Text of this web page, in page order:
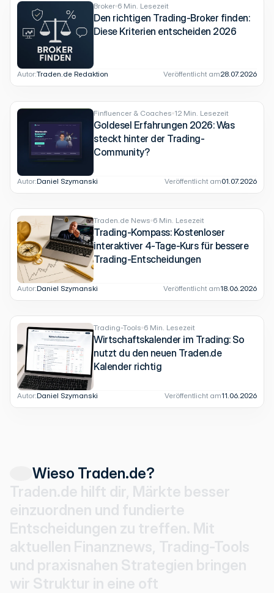
Broker 6 Min. Lesezeit
Den richtigen Trading-Broker finden:
Diese Kriterien entscheiden 2026
Autor:Traden.de Redaktion Veröffentlicht am28.07.2026
Finfluencer & Coaches 12 Min. Lesezeit
Goldesel Erfahrungen 2026: Was
steckt hinter der Trading-
Community?
Autor:Daniel Szymanski Veröffentlicht am01.07.2026
Traden.de News 6 Min. Lesezeit
Trading-Kompass: Kostenloser
interaktiver 4-Tage-Kurs für bessere
Trading-Entscheidungen
Autor:Daniel Szymanski Veröffentlicht am18.06.2026
Trading-Tools 6 Min. Lesezeit
Wirtschaftskalender im Trading: So
nutzt du den neuen Traden.de
Kalender richtig
Autor:Daniel Szymanski Veröffentlicht am11.06.2026
Wieso Traden.de?
Traden.de hilft dir, Märkte besser
einzuordnen und fundierte
Entscheidungen zu treffen. Mit
aktuellen Finanznews, Trading-Tools
und praxisnahen Strategien bringen
wir Struktur in eine oft